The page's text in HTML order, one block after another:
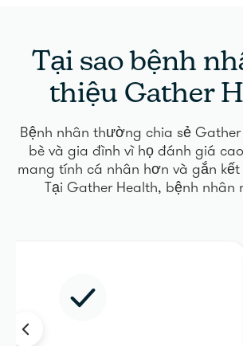
Tại sao bệnh
thiệu Gather
Bệnh nhân thường chia sẻ
bè và gia đình vì họ đánh giá
mang tính cá nhân hơn và gắn
Tại Gather Health, bệnh nhân